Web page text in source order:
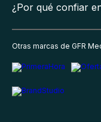
¿Por qué confiar
Otras marcas de GFR